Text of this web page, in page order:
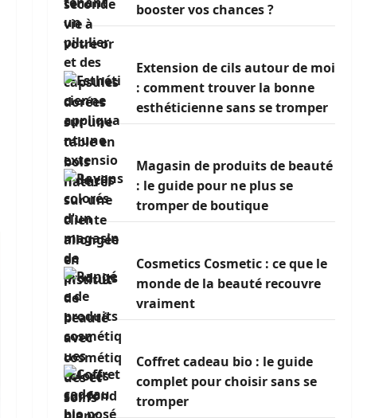
booster vos chances ?
Extension de cils autour de moi
: comment trouver la bonne
esthéticienne sans se tromper
Magasin de produits de beauté
: le guide pour ne plus se
tromper de boutique
Cosmetics Cosmetic : ce que le
monde de la beauté recouvre
vraiment
Coffret cadeau bio : le guide
complet pour choisir sans se
tromper